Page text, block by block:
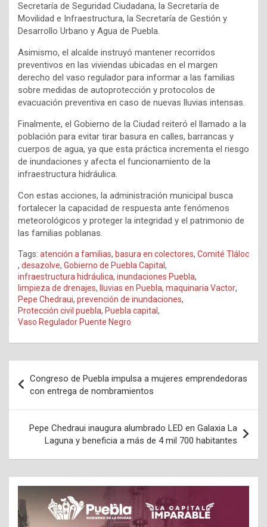
Secretaría de Seguridad Ciudadana, la Secretaría de
Movilidad e Infraestructura, la Secretaría de Gestión y
Desarrollo Urbano y Agua de Puebla.
Asimismo, el alcalde instruyó mantener recorridos
preventivos en las viviendas ubicadas en el margen
derecho del vaso regulador para informar a las familias
sobre medidas de autoprotección y protocolos de
evacuación preventiva en caso de nuevas lluvias intensas.
Finalmente, el Gobierno de la Ciudad reiteró el llamado a la
población para evitar tirar basura en calles, barrancas y
cuerpos de agua, ya que esta práctica incrementa el riesgo
de inundaciones y afecta el funcionamiento de la
infraestructura hidráulica.
Con estas acciones, la administración municipal busca
fortalecer la capacidad de respuesta ante fenómenos
meteorológicos y proteger la integridad y el patrimonio de
las familias poblanas.
Tags: atención a familias, basura en colectores, Comité Tláloc
, desazolve, Gobierno de Puebla Capital,
infraestructura hidráulica, inundaciones Puebla,
limpieza de drenajes, lluvias en Puebla, maquinaria Vactor,
Pepe Chedraui, prevención de inundaciones,
Protección civil puebla, Puebla capital,
Vaso Regulador Puente Negro
de
entradas
Congreso de Puebla impulsa a mujeres emprendedoras
con entrega de nombramientos
Pepe Chedraui inaugura alumbrado LED en Galaxia La
Laguna y beneficia a más de 4 mil 700 habitantes